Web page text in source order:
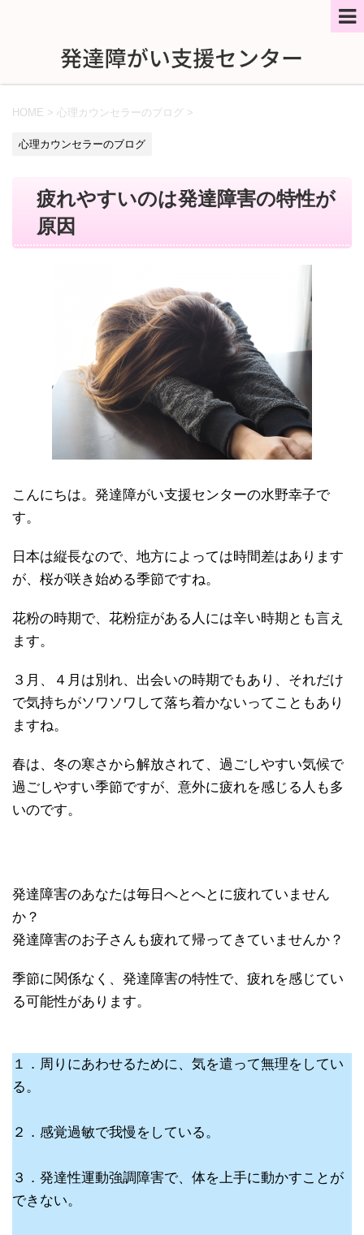
HOME > 心理カウンセラーのブログ >
心理カウンセラーのブログ
疲れやすいのは発達障害の特性が
原因
こんにちは。発達障がい支援センターの水野幸子で
す。
日本は縦長なので、地方によっては時間差はあります
が、桜が咲き始める季節ですね。
花粉の時期で、花粉症がある人には辛い時期とも言え
ます。
３月、４月は別れ、出会いの時期でもあり、それだけ
で気持ちがソワソワして落ち着かないってこともあり
ますね。
春は、冬の寒さから解放されて、過ごしやすい気候で
過ごしやすい季節ですが、意外に疲れを感じる人も多
いのです。
発達障害のあなたは毎日へとへとに疲れていません
か？
発達障害のお子さんも疲れて帰ってきていませんか？
季節に関係なく、発達障害の特性で、疲れを感じてい
る可能性があります。
１．周りにあわせるために、気を遣って無理をしてい
る。
２．感覚過敏で我慢をしている。
３．発達性運動強調障害で、体を上手に動かすことが
できない。